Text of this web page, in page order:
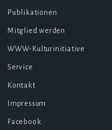
Publikationen
Mitglied werden
WWW-Kulturinitiative
Service
Kontakt
Impressum
Facebook